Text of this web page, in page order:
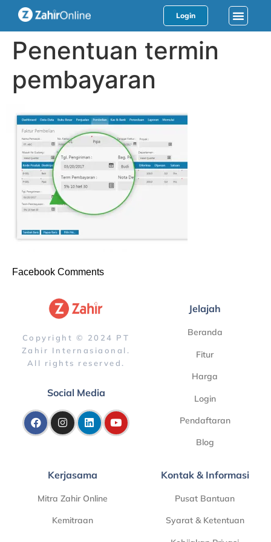
Login
Penentuan termin
pembayaran
Facebook Comments
Copyright © 2024 PT
Zahir Internasiaonal.
All rights reserved.
Social Media
Jelajah
Beranda
Fitur
Harga
Login
Pendaftaran
Blog
Kerjasama
Mitra Zahir Online
Kemitraan
Kontak & Informasi
Pusat Bantuan
Syarat & Ketentuan